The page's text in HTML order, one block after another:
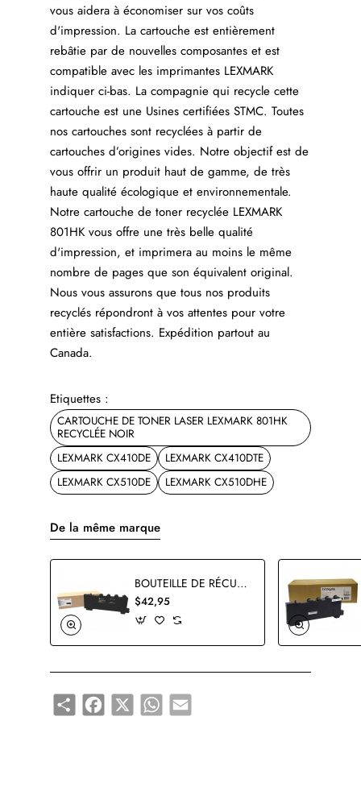
vous aidera à économiser sur vos coûts
d'impression. La cartouche est entièrement
rebâtie par de nouvelles composantes et est
compatible avec les imprimantes LEXMARK
indiquer ci-bas. La compagnie qui recycle cette
cartouche est une Usines certifiées STMC. Toutes
nos cartouches sont recyclées à partir de
cartouches d’origines vides. Notre objectif est de
vous offrir un produit haut de gamme, de très
haute qualité écologique et environnementale.
Notre cartouche de toner recyclée LEXMARK
801HK vous offre une très belle qualité
d'impression, et imprimera au moins le même
nombre de pages que son équivalent original.
Nous vous assurons que tous nos produits
recyclés répondront à vos attentes pour votre
entière satisfactions. Expédition partout au
Canada.
Etiquettes :
CARTOUCHE DE TONER LASER LEXMARK 801HK
RECYCLÉE NOIR
LEXMARK CX410DE
LEXMARK CX410DTE
LEXMARK CX510DE
LEXMARK CX510DHE
De la même marque
BOUTEILLE DE RÉCUPÉRATION DE TONER USAGÉ LEXMARK 78C0W00 ORIGINALE
$42,95
Share Facebook
X WhatsApp
Email